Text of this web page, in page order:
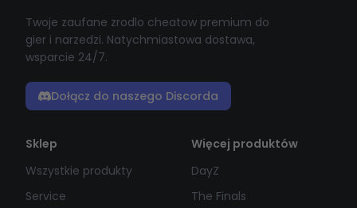
Twoje zaufane zrodlo cheatow premium do
gier i narzedzi. Natychmiastowa dostawa,
wsparcie 24/7.
Dołącz do naszego Discorda
Sklep
Wszystkie produkty
Service
Więcej produktów
DayZ
The Finals